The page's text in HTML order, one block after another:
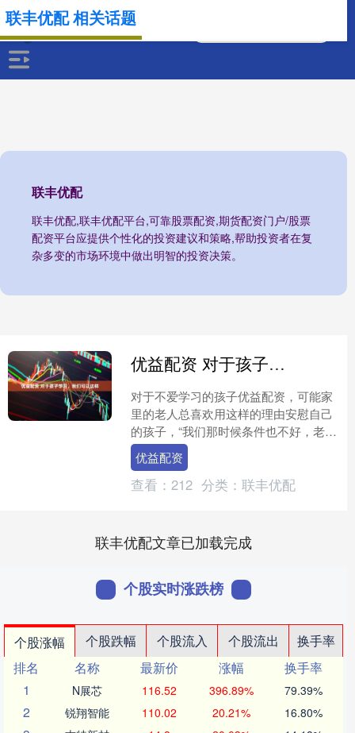
联丰优配
联丰优配,联丰优配平台,可靠股票配资,期货配资门户/股票
配资平台应提供个性化的投资建议和策略,帮助投资者在复
杂多变的市场环境中做出明智的投资决策。
联丰优配 相关话题
优益配资 对于孩子学习，我们可以这样
对于不爱学习的孩子优益配资，可能家
里的老人总喜欢用这样的理由安慰自己
的孩子，“我们那时候条件也不好，老师
不怎么管，也就是没人管，不就考一个
学位”。孩子进入小学初....
优益配资
查看： 212 分类： 联丰优配
联丰优配文章已加载完成
个股实时涨跌榜
个股涨幅 个股跌幅 个股流入 个股流出
换手率
排名
名称 最新价 涨幅
换手率
1
N展芯 116.52 396.89% 79.39%
2 锐翔智能 110.02 20.21% 16.80%